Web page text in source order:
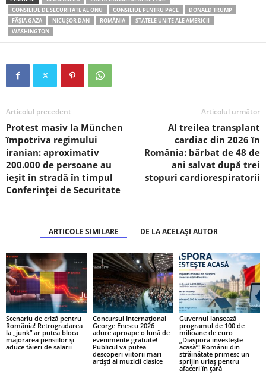
CONSILIUL DE SECURITATE AL ONU
CONSILIUL PENTRU PACE
DONALD TRUMP
FÂŞIA GAZA
NICUȘOR DAN ROMÂNIA
STATELE UNITE ALE AMERICII
WASHINGTON
Articolul precedent
Protest masiv la München
împotriva regimului
iranian: aproximativ
200.000 de persoane au
ieșit în stradă în timpul
Conferinței de Securitate
Articolul următor
Al treilea transplant
cardiac din 2026 în
România: bărbat de 48 de
ani salvat după trei
stopuri cardiorespiratorii
ARTICOLE SIMILARE DE LA ACELAȘI AUTOR
Scenariu de criză pentru
România! Retrogradarea
la „junk” ar putea bloca
majorarea pensiilor și
aduce tăieri de salarii
Concursul Internațional
George Enescu 2026
aduce aproape o lună de
evenimente gratuite!
Publicul va putea
descoperi viitorii mari
artiști ai muzicii clasice
Guvernul lansează
programul de 100 de
milioane de euro
„Diaspora investește
acasă”! Românii din
străinătate primesc un
sprijin uriaș pentru
afaceri în țară